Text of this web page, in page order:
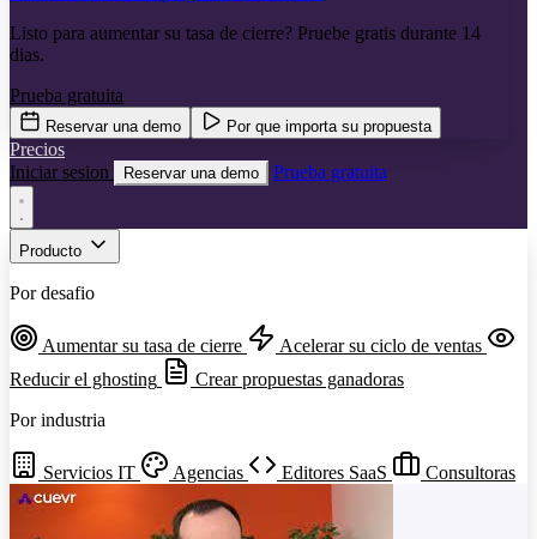
Listo para aumentar su tasa de cierre? Pruebe gratis durante 14
dias.
Prueba gratuita
Reservar una demo Por que importa su propuesta
Precios
Iniciar sesion
Reservar una demo Prueba gratuita
Producto
Por desafio
Aumentar su tasa de cierre
Acelerar su ciclo de ventas
Reducir el ghosting
Crear propuestas ganadoras
Por industria
Servicios IT Agencias Editores SaaS Consultoras